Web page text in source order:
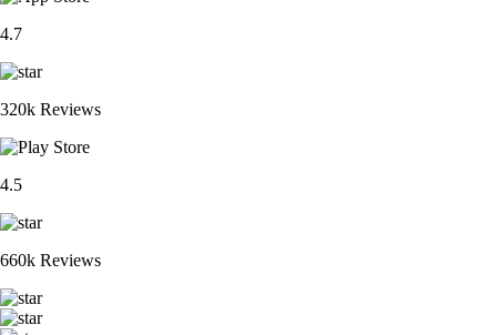
4.7
320k Reviews
4.5
660k Reviews